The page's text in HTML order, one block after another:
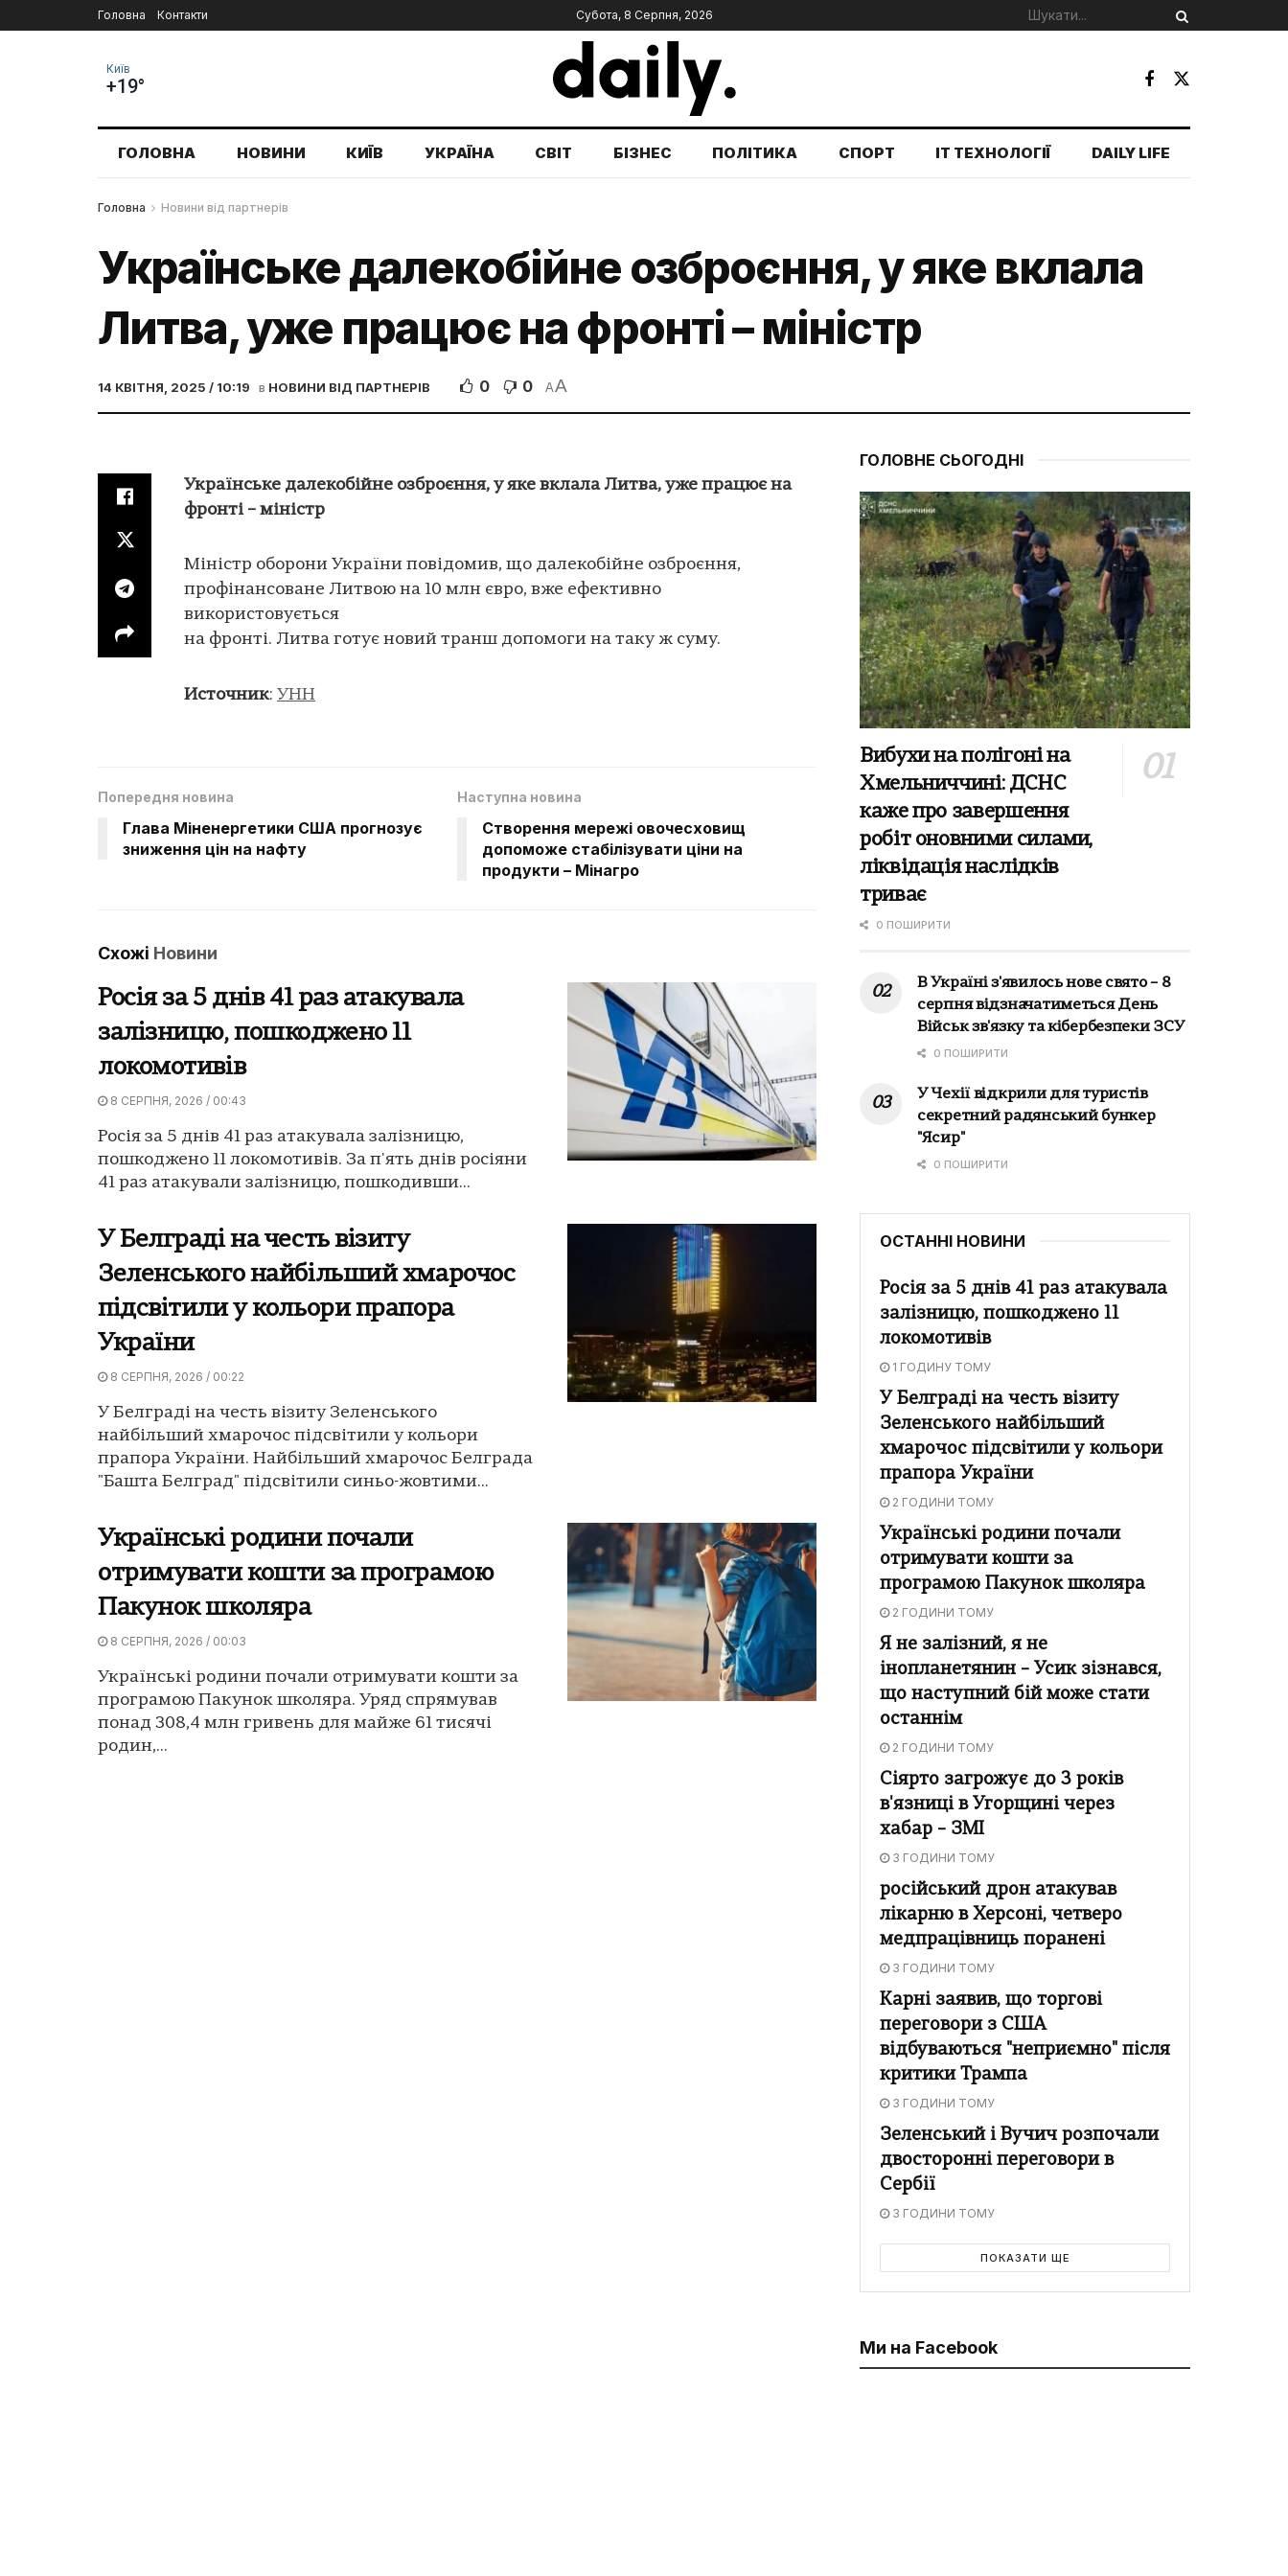
Головна Контакти Субота, 8 Серпня, 2026
Київ
+19°
ГОЛОВНА НОВИНИ КИЇВ УКРАЇНА СВІТ БІЗНЕС ПОЛІТИКА СПОРТ IT ТЕХНОЛОГІЇ DAILY LIFE
Головна Новини від партнерів
Українське далекобійне озброєння, у яке вклала
Литва, уже працює на фронті – міністр
14 КВІТНЯ, 2025 / 10:19 в НОВИНИ ВІД ПАРТНЕРІВ 0 0 AA
Українське далекобійне озброєння, у яке вклала Литва, уже працює на
фронті – міністр
Міністр оборони України повідомив, що далекобійне озброєння,
профінансоване Литвою на 10 млн євро, вже ефективно
використовується
на фронті. Литва готує новий транш допомоги на таку ж суму.
Источник: УНН
Попередня новина
Глава Міненергетики США прогнозує
зниження цін на нафту
Наступна новина
Створення мережі овочесховищ
допоможе стабілізувати ціни на
продукти – Мінагро
Схожі Новини
Росія за 5 днів 41 раз атакувала
залізницю, пошкоджено 11
локомотивів
8 СЕРПНЯ, 2026 / 00:43
Росія за 5 днів 41 раз атакувала залізницю,
пошкоджено 11 локомотивів. За п'ять днів росіяни
41 раз атакували залізницю, пошкодивши...
У Белграді на честь візиту
Зеленського найбільший хмарочос
підсвітили у кольори прапора
України
8 СЕРПНЯ, 2026 / 00:22
У Белграді на честь візиту Зеленського
найбільший хмарочос підсвітили у кольори
прапора України. Найбільший хмарочос Белграда
"Башта Белград" підсвітили синьо-жовтими...
Українські родини почали
отримувати кошти за програмою
Пакунок школяра
8 СЕРПНЯ, 2026 / 00:03
Українські родини почали отримувати кошти за
програмою Пакунок школяра. Уряд спрямував
понад 308,4 млн гривень для майже 61 тисячі
родин,...
ГОЛОВНЕ СЬОГОДНІ
Вибухи на полігоні на
Хмельниччині: ДСНС
каже про завершення
робіт оновними силами,
ліквідація наслідків
триває
0 ПОШИРИТИ
В Україні з'явилось нове свято – 8
серпня відзначатиметься День
Військ зв'язку та кібербезпеки ЗСУ
0 ПОШИРИТИ
У Чехії відкрили для туристів
секретний радянський бункер
"Ясир"
0 ПОШИРИТИ
ОСТАННІ НОВИНИ
Росія за 5 днів 41 раз атакувала
залізницю, пошкоджено 11
локомотивів
1 ГОДИНУ ТОМУ
У Белграді на честь візиту
Зеленського найбільший
хмарочос підсвітили у кольори
прапора України
2 ГОДИНИ ТОМУ
Українські родини почали
отримувати кошти за
програмою Пакунок школяра
2 ГОДИНИ ТОМУ
Я не залізний, я не
інопланетянин – Усик зізнався,
що наступний бій може стати
останнім
2 ГОДИНИ ТОМУ
Сіярто загрожує до 3 років
в'язниці в Угорщині через
хабар – ЗМІ
3 ГОДИНИ ТОМУ
російський дрон атакував
лікарню в Херсоні, четверо
медпрацівниць поранені
3 ГОДИНИ ТОМУ
Карні заявив, що торгові
переговори з США
відбуваються "неприємно" після
критики Трампа
3 ГОДИНИ ТОМУ
Зеленський і Вучич розпочали
двосторонні переговори в
Сербії
3 ГОДИНИ ТОМУ
ПОКАЗАТИ ЩЕ
Ми на Facebook